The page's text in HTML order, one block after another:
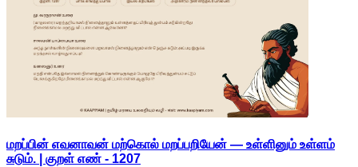
மறப்பின் எவனாவன் மற்கொல் மறப்பறியேன் — உள்ளினும் உள்ளம்
சுடும். | குறள் எண் - 1207